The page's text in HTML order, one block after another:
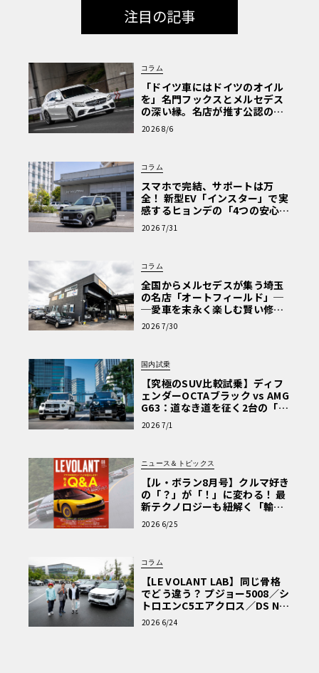
注目の記事
コラム
「ドイツ車にはドイツのオイル
を」名門フックスとメルセデス
の深い縁。名店が推す公認の安
心と、Cクラスで味わうシルキー
な走り〈PR〉
2026 8/6
コラム
スマホで完結、サポートは万
全！ 新型EV「インスター」で実
感するヒョンデの「4つの安心」
【第1回・ヒョンデ6つの疑問：
Why? Hyundai?】〈PR〉
2026 7/31
コラム
全国からメルセデスが集う埼玉
の名店「オートフィールド」─
─愛車を末永く楽しむ賢い修理
術と、プロがフックス製オイル
を選ぶ理由〈PR〉
2026 7/30
国内試乗
【究極のSUV比較試乗】ディフ
ェンダーOCTAブラック vs AMG
G63：道なき道を征く2台の「対
極的アプローチ」
2026 7/1
ニュース＆トピックス
【ル・ボラン8月号】クルマ好き
の「？」が「！」に変わる！ 最
新テクノロジーも紐解く「輸入
車Q&A」
2026 6/25
コラム
【LE VOLANT LAB】同じ骨格
でどう違う？ プジョー5008／シ
トロエンC5エアクロス／DS Nº4
読者一気乗りレポート
2026 6/24